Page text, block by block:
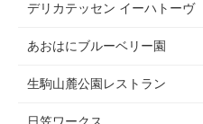
デリカテッセン イーハトーヴ
あおはにブルーベリー園
生駒山麓公園レストラン